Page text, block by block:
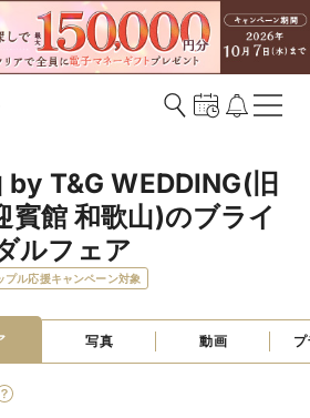
by T&G WEDDING(旧
賓館 和歌山)のブライ
ルフェア
プル応援キャンペーン対象
写真 動画